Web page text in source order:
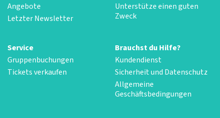
Angebote
Letzter Newsletter
Unterstütze einen guten
Zweck
Service
Gruppenbuchungen
Tickets verkaufen
Brauchst du Hilfe?
Kundendienst
Sicherheit und Datenschutz
Allgemeine
Geschäftsbedingungen